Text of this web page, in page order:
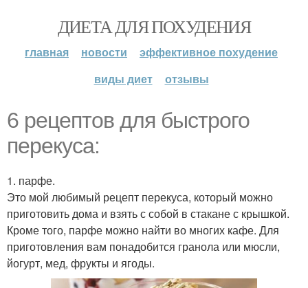
ДИЕТА ДЛЯ ПОХУДЕНИЯ
главная новости
эффективное похудение
виды диет
отзывы
6 рецептов для быстрого
перекуса:
1. парфе.
Это мой любимый рецепт перекуса, который можно
приготовить дома и взять с собой в стакане с крышкой.
Кроме того, парфе можно найти во многих кафе. Для
приготовления вам понадобится гранола или мюсли,
йогурт, мед, фрукты и ягоды.